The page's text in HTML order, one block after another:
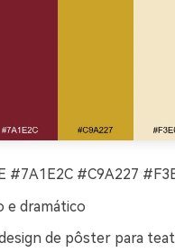
#7A1E2C #C9A227
e dramático
de pôster para